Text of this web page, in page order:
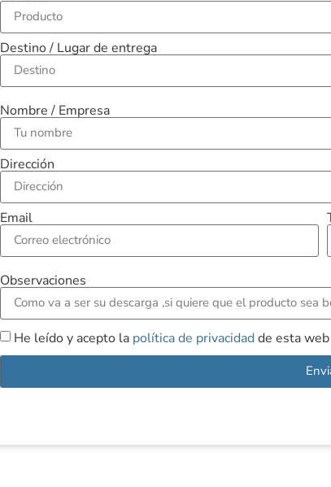
Destino / Lugar de entrega
Nombre / Empresa
Dirección
Email
Observaciones
He leído y acepto la política de privacidadde esta web